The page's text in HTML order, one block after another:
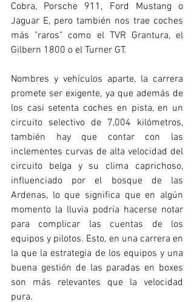
Cobra, Porsche 911, Ford Mustang o
Jaguar E, pero también nos trae coches
más "raros" como el TVR Grantura, el
Gilbern 1800 o el Turner GT.
Nombres y vehículos aparte, la carrera
promete ser exigente, ya que además de
los casi setenta coches en pista, en un
circuito selectivo de 7,004 kilómetros,
también hay que contar con las
inclementes curvas de alta velocidad del
circuito belga y su clima caprichoso,
influenciado por el bosque de las
Ardenas, lo que significa que en algún
momento la lluvia podría hacerse notar
para complicar las cuentas de los
equipos y pilotos. Esto, en una carrera en
la que la estrategia de los equipos y una
buena gestión de las paradas en boxes
son más relevantes que la velocidad
pura.